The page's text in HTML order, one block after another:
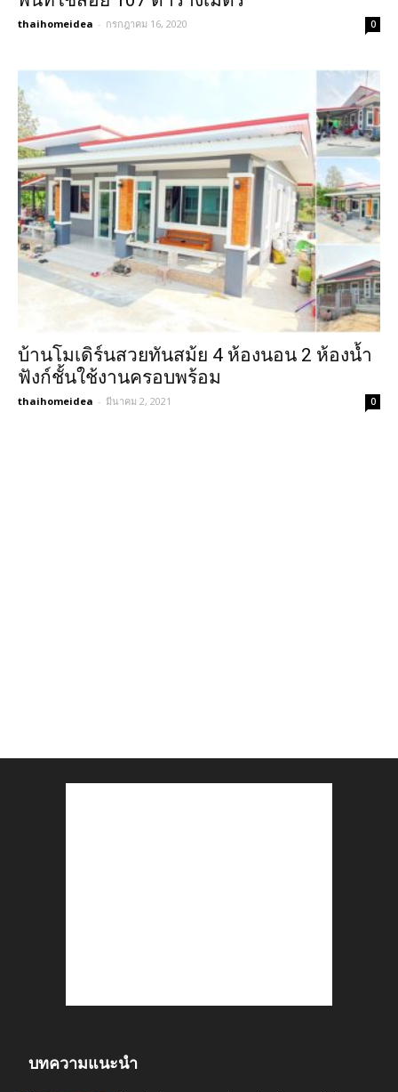
thaihomeidea - กรกฎาคม 16, 2020 0
บ้านโมเดิร์นสวยทันสม้ย 4 ห้องนอน 2 ห้องน้ำ
ฟังก์ชั้นใช้งานครอบพร้อม
thaihomeidea - มีนาคม 2, 2021 0
บทความแนะนำ